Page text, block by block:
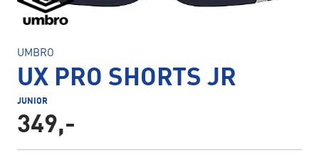
UMBRO
UX PRO SHORTS JR
JUNIOR
349,-